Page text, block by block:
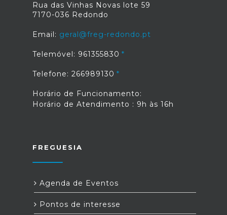
Rua das Vinhas Novas lote 59
7170-036 Redondo
Email: geral@freg-redondo.pt
Telemóvel: 961355830
Telefone: 266989130
Horário de Funcionamento:
Horário de Atendimento : 9h às 16h
FREGUESIA
Agenda de Eventos
Pontos de interesse